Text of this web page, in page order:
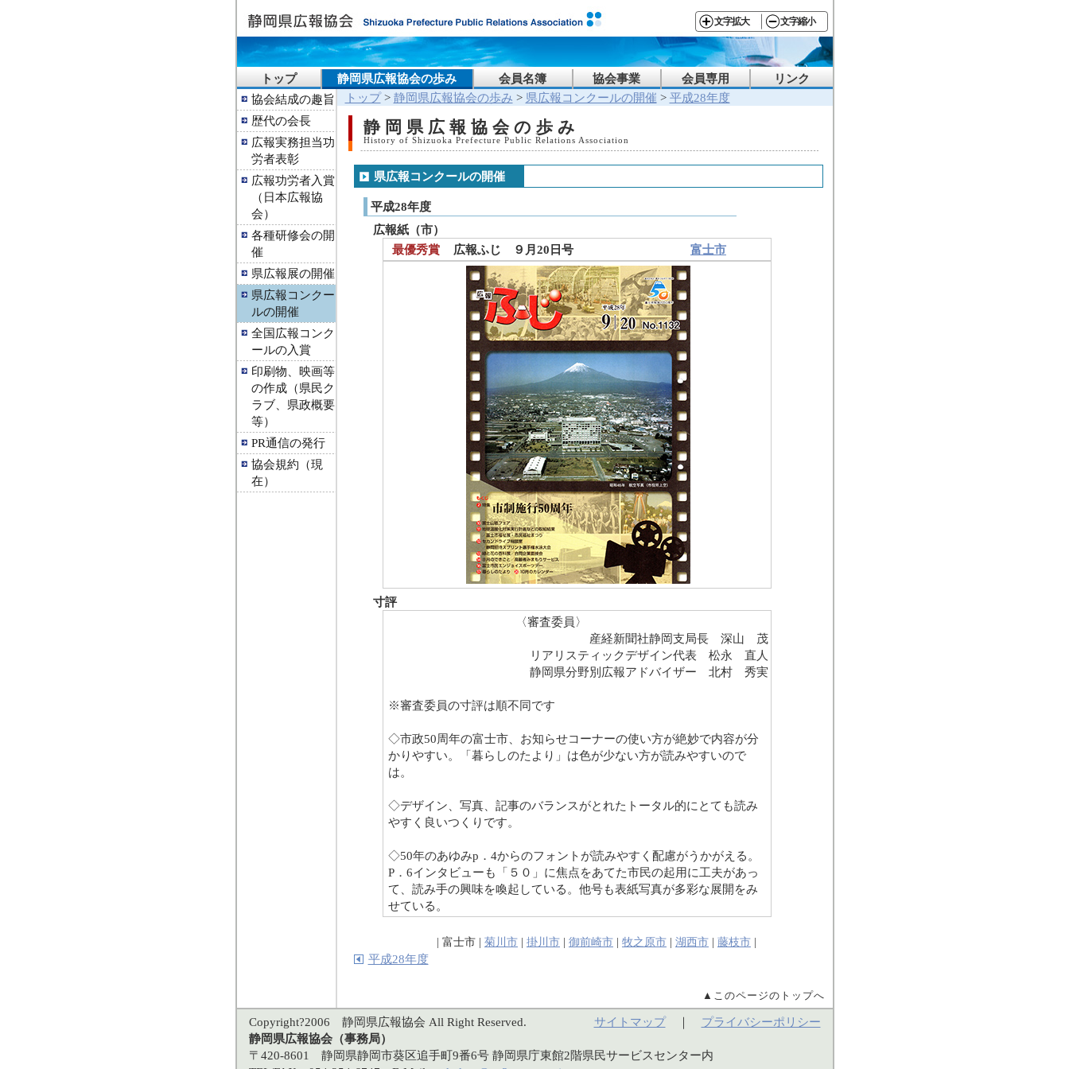
文字拡大 文字縮小
トップ 静岡県広報協会の歩み 会員名簿 協会事業 会員専用
リンク
協会結成の趣旨
歴代の会長
広報実務担当功
労者表彰
広報功労者入賞
（日本広報協
会）
各種研修会の開
催
県広報展の開催
県広報コンクー
ルの開催
全国広報コンク
ールの入賞
印刷物、映画等
の作成（県民ク
ラブ、県政概要
等）
PR通信の発行
協会規約（現
在）
トップ> 静岡県広報協会の歩み > 県広報コンクールの開催 > 平成28年度
静岡県広報協会の歩み
History of Shizuoka Prefecture Public Relations Association
県広報コンクールの開催
平成28年度
広報紙（市）
最優秀賞
広報ふじ ９月20日号 富士市
寸評
〈審査委員〉
産経新聞社静岡支局長 深山 茂
リアリスティックデザイン代表 松永 直人
静岡県分野別広報アドバイザー 北村 秀実
※審査委員の寸評は順不同です
◇市政50周年の富士市、お知らせコーナーの使い方が絶妙で内容が分
かりやすい。「暮らしのたより」は色が少ない方が読みやすいので
は。
◇デザイン、写真、記事のバランスがとれたトータル的にとても読み
やすく良いつくりです。
◇50年のあゆみp．4からのフォントが読みやすく配慮がうかがえる。
P．6インタビューも「５０」に焦点をあてた市民の起用に工夫があっ
て、読み手の興味を喚起している。他号も表紙写真が多彩な展開をみ
せている。
| 富士市 | 菊川市| 掛川市| 御前崎市| 牧之原市| 湖西市| 藤枝市|
平成28年度
▲このページのトップへ
サイトマップ｜ プライバシーポリシー
Copyright?2006 静岡県広報協会 All Right Reserved.
静岡県広報協会（事務局）
〒420-8601 静岡県静岡市葵区追手町9番6号 静岡県庁東館2階県民サービスセンター内